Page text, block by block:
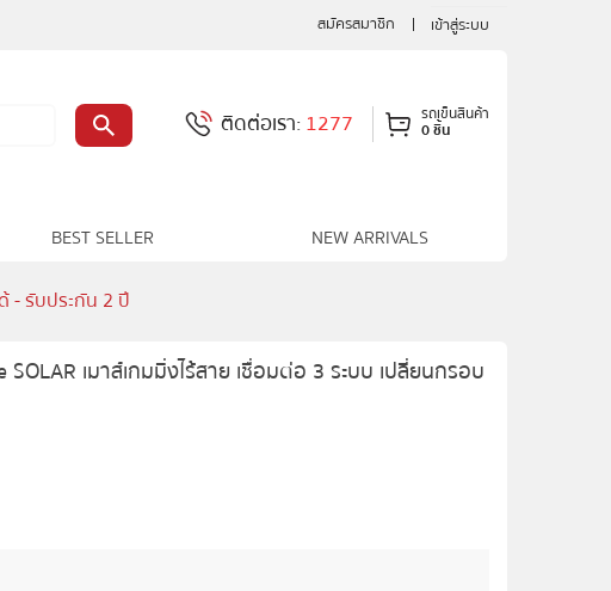
สมัครสมาชิก เข้าสู่ระบบ
BEST SELLER NEW ARRIVALS
ติดต่อเรา:1277 รถเข็นสินค้า
0 ชิ้น
- รับประกัน 2 ปี
เมาส์เกมมิ่งไร้สาย เชื่อมต่อ 3 ระบบ เปลี่ยนกรอบ